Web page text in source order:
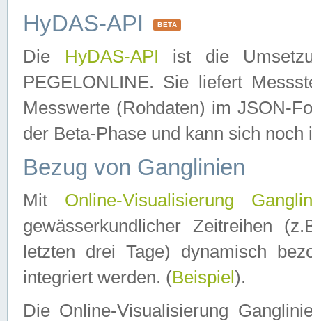
HyDAS-API BETA
Die HyDAS-API ist die
PEGELONLINE. Sie liefert
Messwerte (Rohdaten) im JSON-
der Beta-Phase und kann sich noch
Bezug von Ganglinien
Mit Online-Visualisierung
gewässerkundlicher Zeitreihen
letzten drei Tage) dynamisch
integriert werden. (Beispiel ).
Die Online-Visualisierung